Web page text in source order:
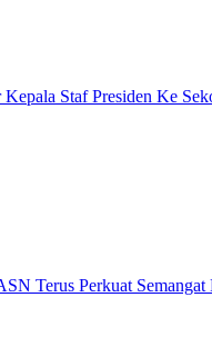
Staf Presiden Ke
Terus Perkuat